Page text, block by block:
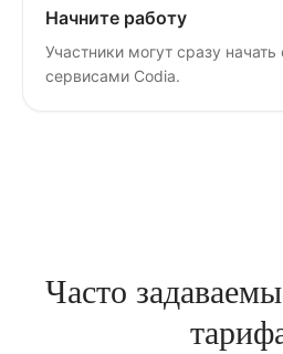
Начните работу
Участники могут сразу начать
сервисами Codia.
Часто